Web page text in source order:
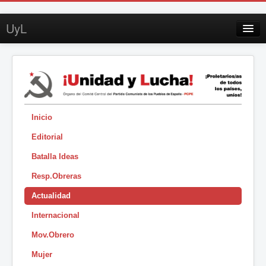
UyL
Suscripción
Sobre UyL
Edición impresa
Buscar
Inicio
Editorial
Batalla Ideas
Resp.Obreras
Actualidad
Internacional
Mov.Obrero
Mujer